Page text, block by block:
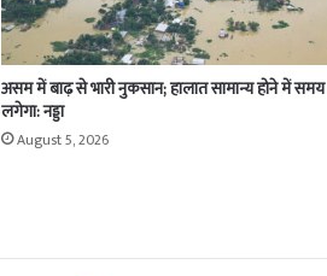
असम में बाढ़ से भारी नुकसान; हालात सामान्य होने में समय
लगेगा: नड्डा
August 5, 2026